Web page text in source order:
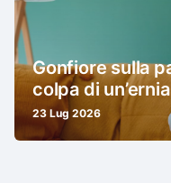
Gonfiore sulla
colpa di
23 Lug 2026